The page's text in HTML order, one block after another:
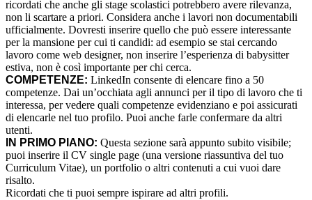
ricordati che anche gli stage scolastici potrebbero avere rilevanza,
non li scartare a priori. Considera anche i lavori non documentabili
ufficialmente. Dovresti inserire quello che può essere interessante
per la mansione per cui ti candidi: ad esempio se stai cercando
lavoro come web designer, non inserire l’esperienza di babysitter
estiva, non è così importante per chi cerca.
COMPETENZE: LinkedIn consente di elencare fino a 50
competenze. Dai un’occhiata agli annunci per il tipo di lavoro che ti
interessa, per vedere quali competenze evidenziano e poi assicurati
di elencarle nel tuo profilo. Puoi anche farle confermare da altri
utenti.
IN PRIMO PIANO: Questa sezione sarà appunto subito visibile;
puoi inserire il CV single page (una versione riassuntiva del tuo
Curriculum Vitae), un portfolio o altri contenuti a cui vuoi dare
risalto.
Ricordati che ti puoi sempre ispirare ad altri profili.